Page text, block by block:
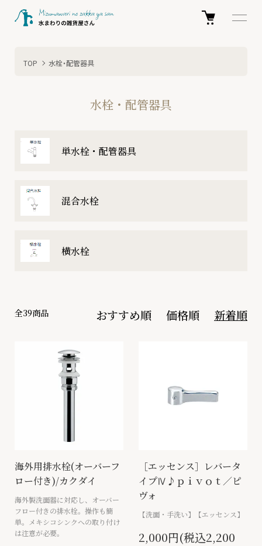
TOP 水栓・配管器具
水栓・配管器具
カテゴリー一覧
単水栓・配管器具
混合水栓
横水栓
全39商品 おすすめ順 価格順 新着順
海外用排水栓(オーバーフ
ロー付き)/カクダイ
海外製洗面器に対応し、オーバー
フロー付きの排水栓。操作も簡
単。メキシコシンクへの取り付け
は注意が必要。
［エッセンス］レバータ
イプⅣ♪ｐｉｖｏｔ／ピ
ヴォ
【洗面・手洗い】【エッセンス】
2,000円(税込2,200